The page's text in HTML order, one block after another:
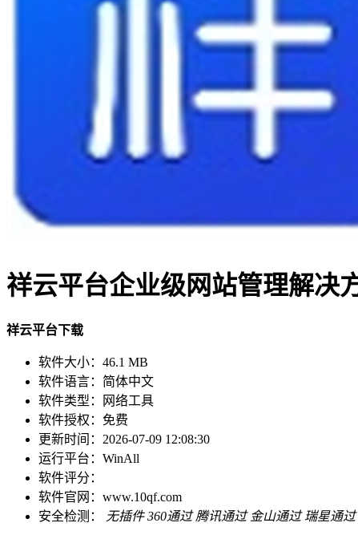
祥云平台企业级网站管理解决
祥云平台下载
软件大小： 46.1 MB
软件语言： 简体中文
软件类型：
网络工具
软件授权： 免费
更新时间： 2026-07-09 12:08:30
运行平台： WinAll
软件评分：
软件官网： www.10qf.com
安全检测：
无插件 360通过 腾讯通过 金山通过 瑞星通过